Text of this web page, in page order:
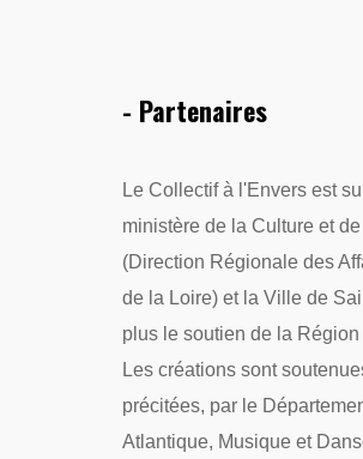
- Partenaires
Le Collectif à l'Envers est
ministère de la Culture et
(Direction Régionale des
de la Loire) et la Ville de
plus le soutien de la
Les créations sont
précitées, par le
Atlantique, Musique et